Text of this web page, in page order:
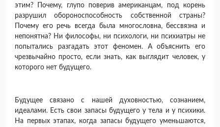
этим? Почему, глупо поверив американцам, под корень
разрушил обороноспособность собственной страны?
Почему его речь всегда была многослов­на, бессвязна и
непонятна? Ни философы, ни пси­хологи, ни психиатры не
попытались разгадать этот феномен. А объяснить его
чрезвычайно про­сто, если знать, как выглядит человек, у
которого нет будущего.
Будущее связано с нашей духовностью, созна­нием,
идеалами. Есть свои запасы будущего у тела и у психики.
На первых этапах, когда запасы бу­дущего уменьшаются,